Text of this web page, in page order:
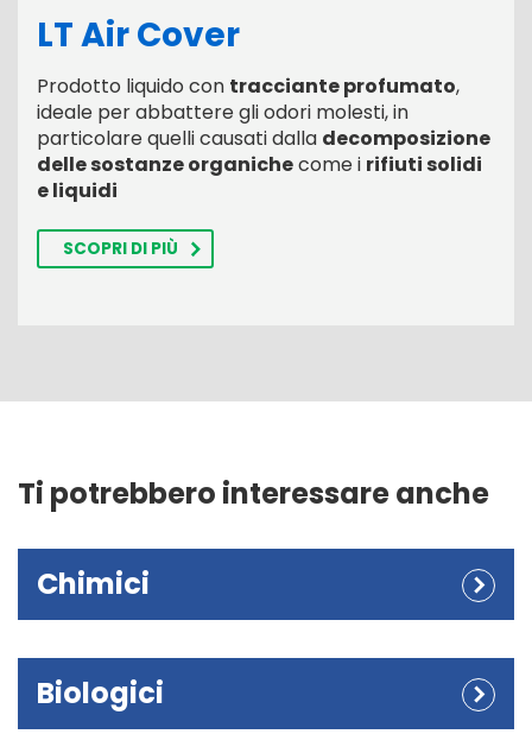
LT Air Cover
Prodotto liquido con tracciante profumato,
ideale per abbattere gli odori molesti, in
particolare quelli causati dalla decomposizione
delle sostanze organichecome i rifiuti solidi
e liquidi
SCOPRI DI PIÙ
Ti potrebbero interessare anche
Chimici
Biologici